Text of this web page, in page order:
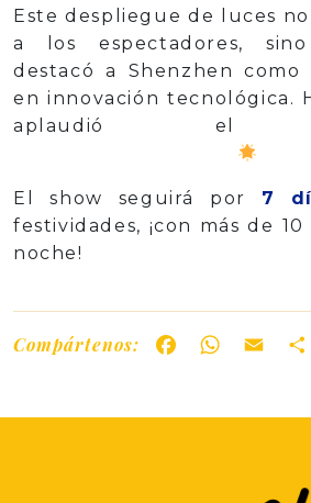
Este despliegue de luces
a los espectadores,
destacó a Shenzhen
en innovación tecnológica.
aplaudió el
El show seguirá por 7
festividades, ¡con más de
noche!
Compártenos: Facebook